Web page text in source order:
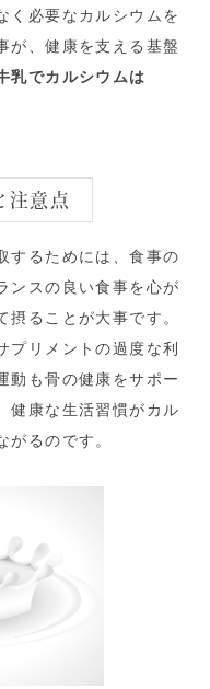
く必要なカルシウムを
が、健康を支える基盤
乳でカルシウムは
注意点
するためには、食事の
ンスの良い食事を心が
ることが大事です。
プリメントの過度な利
動も骨の健康をサポー
健康な生活習慣がカル
がるのです。